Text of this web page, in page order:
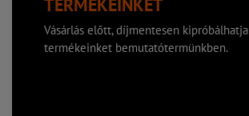
TERMÉKEINKET
Vásárlás előtt, díjmentesen kipróbálhatja
termékeinket bemutatótermünkben.